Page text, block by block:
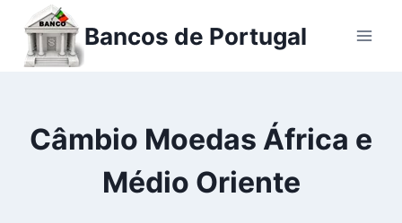
para
Bancos de Portugal
Câmbio Moedas África e
Médio Oriente